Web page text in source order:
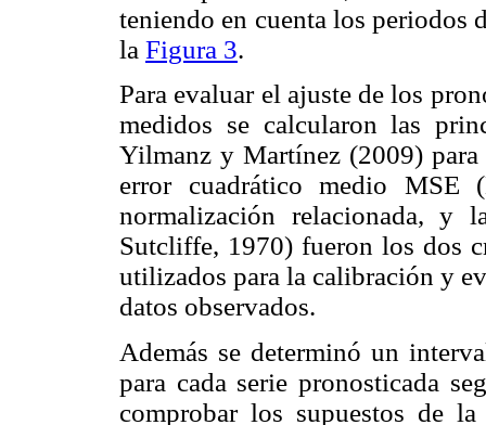
teniendo en cuenta los periodos
la Figura 3.
Para evaluar el ajuste de los
medidos se calcularon las
Yilmanz y Martínez (2009)
error cuadrático medio
normalización relacionada, y
Sutcliffe, 1970) fueron los dos
utilizados para la calibración y
datos observados.
Además se determinó un
para cada serie pronosticada
comprobar los supuestos de